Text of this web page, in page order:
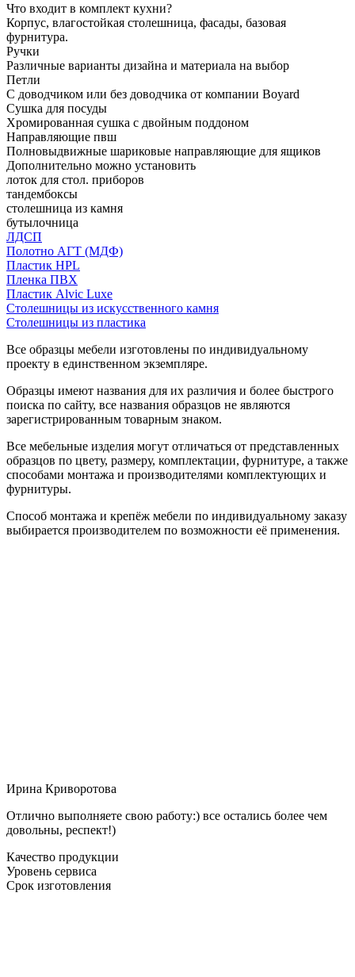
Что входит в комплект кухни?
Корпус, влагостойкая столешница, фасады, базовая
фурнитура.
Ручки
Различные варианты дизайна и материала на выбор
Петли
С доводчиком или без доводчика от компании Boyard
Сушка для посуды
Хромированная сушка с двойным поддоном
Направляющие пвш
Полновыдвижные шариковые направляющие для ящиков
Дополнительно можно установить
лоток для стол. приборов
тандембоксы
столешница из камня
бутылочница
ЛДСП
Полотно АГТ (МДФ)
Пластик HPL
Пленка ПВХ
Пластик Alvic Luxe
Столешницы из искусственного камня
Столешницы из пластика
Все образцы мебели изготовлены по индивидуальному
проекту в единственном экземпляре.
Образцы имеют названия для их различия и более быстрого
поиска по сайту, все названия образцов не являются
зарегистрированным товарным знаком.
Все мебельные изделия могут отличаться от представленных
образцов по цвету, размеру, комплектации, фурнитуре, а также
способами монтажа и производителями комплектующих и
фурнитуры.
Способ монтажа и крепёж мебели по индивидуальному заказу
выбирается производителем по возможности её применения.
Ирина Криворотова
Отлично выполняете свою работу:) все остались более чем
довольны, респект!)
Качество продукции
Уровень сервиса
Срок изготовления